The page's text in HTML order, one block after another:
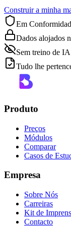
Construir a minha
Em
Dados alojados
Sem treino de
Tudo lhe
Produto
Preços
Módulos
Comparar
Casos de
Empresa
Sobre Nós
Carreiras
Kit de
Contacto